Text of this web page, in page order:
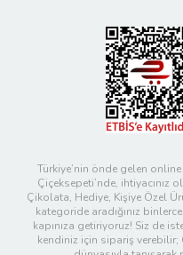
Türkiye’nin önde gelen
Çiçeksepeti’nde,
Çikolata, Hediye, Kişiye Özel
kategoride aradığınız
kapınıza getiriyoruz! Siz de
kendiniz için sipariş verebilir;